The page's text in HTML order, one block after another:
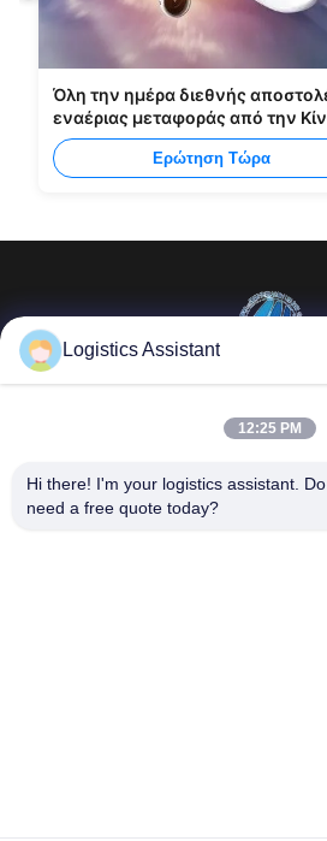
Όλη την ημέρα διεθνής
εναέριας μεταφοράς από την
στη Μανίλα
Ερώτηση Τώρα
Επέλεξέ μας και δε θα μας
σύνδεσμοι
Logistics Assistant
12:25 PM
Hi there! I'm your logistics assistant.
need a free quote today?